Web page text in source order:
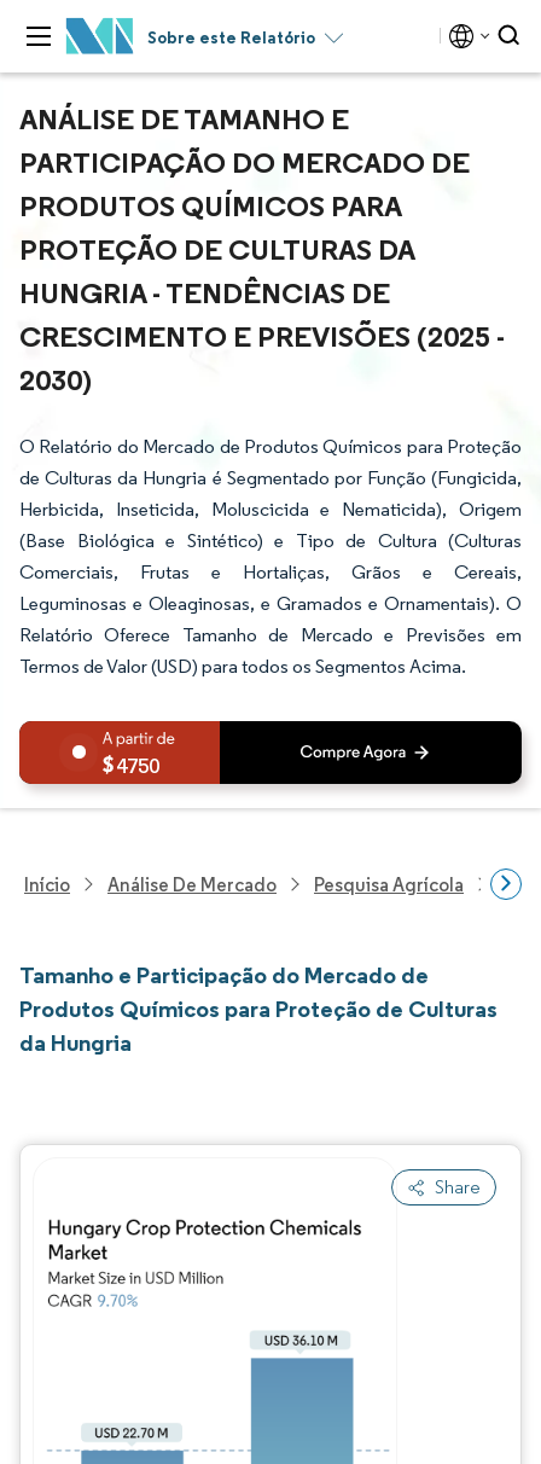
Sobre este Relatório
ANÁLISE DE TAMANHO E
PARTICIPAÇÃO DO MERCADO DE
PRODUTOS QUÍMICOS PARA
PROTEÇÃO DE CULTURAS DA
HUNGRIA - TENDÊNCIAS DE
CRESCIMENTO E PREVISÕES (2025 -
2030)
O Relatório do Mercado de Produtos Químicos para Proteção
de Culturas da Hungria é Segmentado por Função (Fungicida,
Herbicida, Inseticida, Moluscicida e Nematicida), Origem
(Base Biológica e Sintético) e Tipo de Cultura (Culturas
Comerciais, Frutas e Hortaliças, Grãos e Cereais,
Leguminosas e Oleaginosas, e Gramados e Ornamentais). O
Relatório Oferece Tamanho de Mercado e Previsões em
Termos de Valor (USD) para todos os Segmentos Acima.
4750
Início Análise De Mercado Pesquisa Agrícola
Tamanho e Participação do Mercado de
Produtos Químicos para Proteção de Culturas
da Hungria
Share